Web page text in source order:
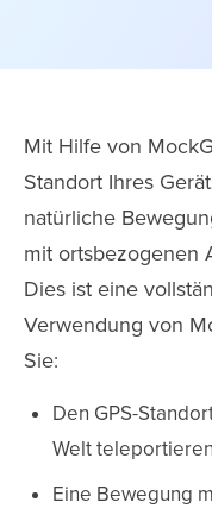
Mit Hilfe von
Standort Ihres
natürliche
mit ortsbezogenen
Dies ist eine
Verwendung von
Sie:
Den GPS-
Welt teleportieren
Eine Bewegung